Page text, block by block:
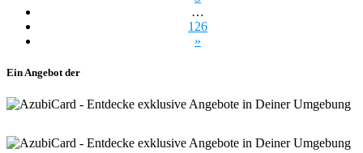
…
126
»
Ein Angebot der